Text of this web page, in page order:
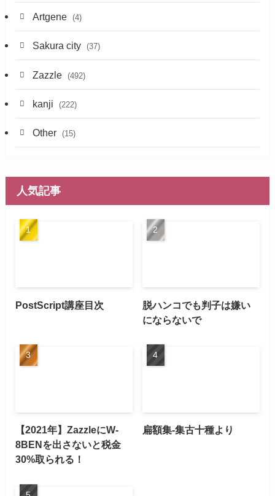
Artgene (4)
Sakura city (37)
Zazzle (492)
kanji (222)
Other (15)
人気記事
PostScript講座目次
脱ハンコでも判子は嫌い
にならないで
【2021年】ZazzleにW-
8BENを出さないと税金
30%取られる！
扁額集-集古十種より